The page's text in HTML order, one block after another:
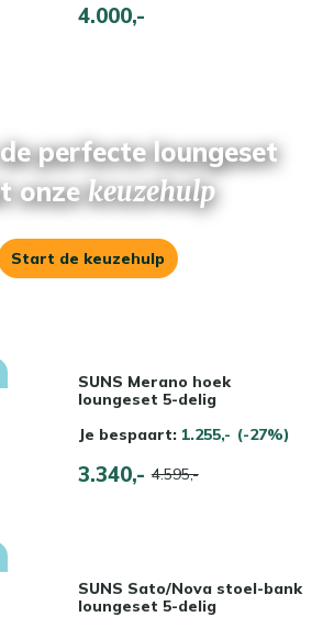
4.000,-
perfecte loungeset
onzekeuzehulp
Start de keuzehulp
SUNS Merano hoek
loungeset 5-delig
Je bespaart: 1.255,- (-27%)
3.340,- 4.595,-
SUNS Sato/Nova stoel-bank
loungeset 5-delig